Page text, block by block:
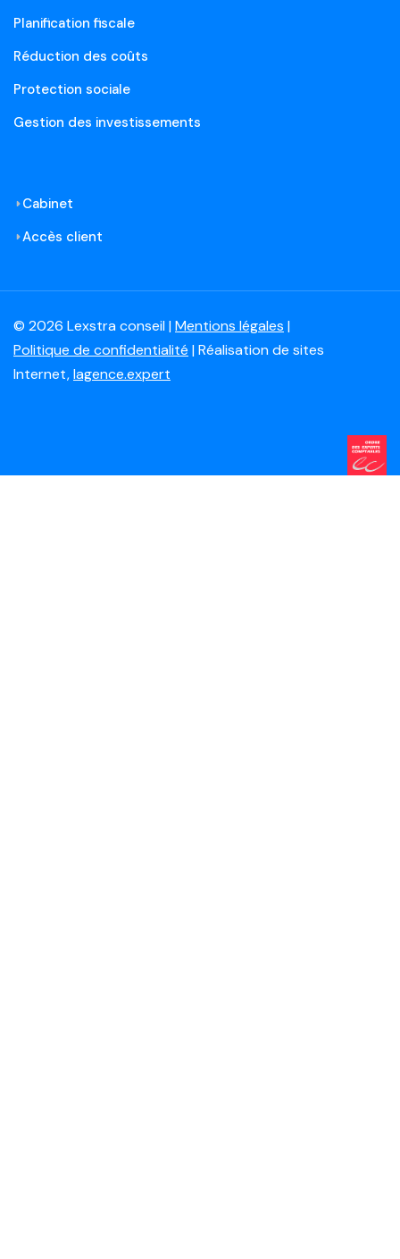
Planification fiscale
Réduction des coûts
Protection sociale
Gestion des investissements
Cabinet
Accès client
© 2026 Lexstra conseil |Mentions légales |
Politique de confidentialité | Réalisation de sites
Internet,lagence.expert